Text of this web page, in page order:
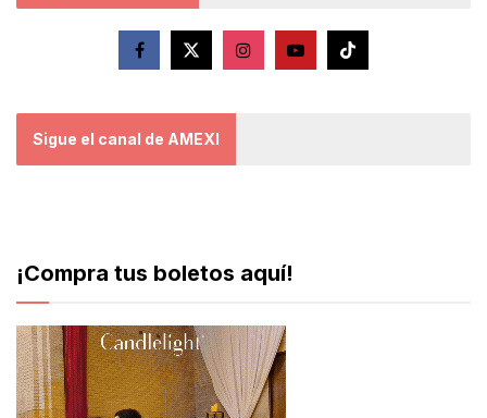
Sigue el canal de AMEXI
¡Compra tus boletos aquí!